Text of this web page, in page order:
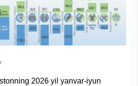
2026 yil yanvar-iyun